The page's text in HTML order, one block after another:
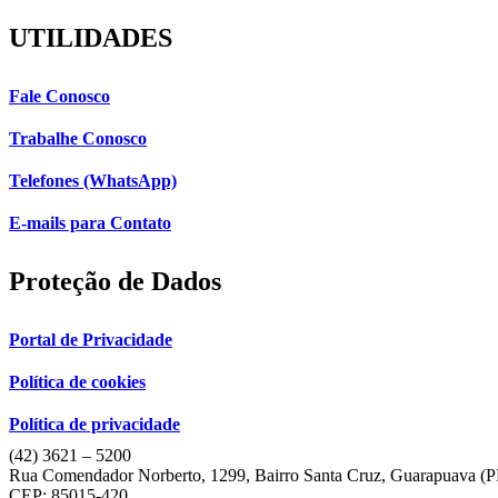
UTILIDADES
Fale Conosco
Trabalhe Conosco
Telefones (WhatsApp)
E-mails para Contato
Proteção de Dados
Portal de Privacidade
Política de cookies
Política de privacidade
(42) 3621 – 5200
Rua Comendador Norberto, 1299, Bairro Santa Cruz, Guarapuava